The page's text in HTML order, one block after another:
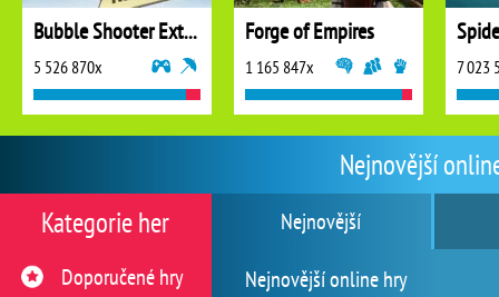
Nejnovější
Nejnovější
Nejnovější online hry
Kategorie her
Doporučené hry
Bubble Shooter Extreme
5 526 870x
Forge of Empires
1 165 847x 7 023